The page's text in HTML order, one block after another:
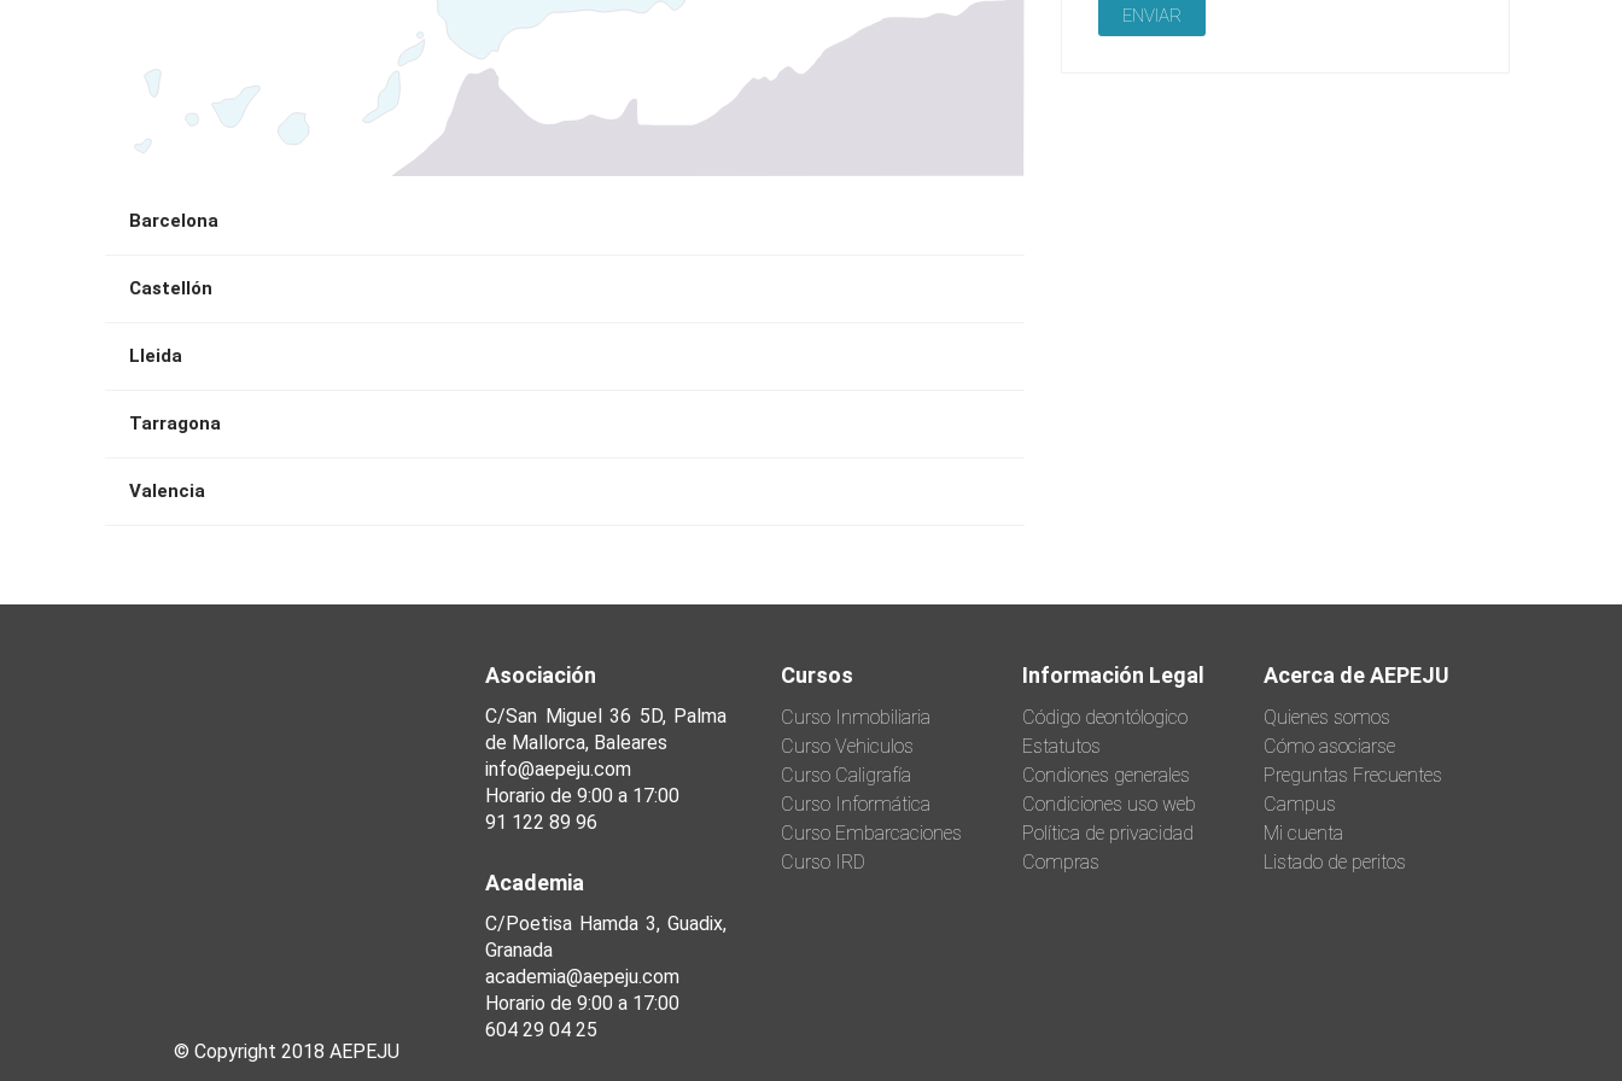
Barcelona
Castellón
Lleida
Tarragona
Valencia
© Copyright 2018 AEPEJU
Asociación
C/San Miguel 36 5D, Palma
de Mallorca, Baleares
info@aepeju.com
Horario de 9:00 a 17:00
91 122 89 96
Academia
C/Poetisa Hamda 3, Guadix,
Granada
academia@aepeju.com
Horario de 9:00 a 17:00
604 29 04 25
Cursos
Curso Inmobiliaria
Curso Vehiculos
Curso Caligrafía
Curso Informática
Curso Embarcaciones
Curso IRD
Información Legal
Código deontólogico
Estatutos
Condiones generales
Condiciones uso web
Política de privacidad
Compras
Acerca de AEPEJU
Quienes somos
Cómo asociarse
Preguntas Frecuentes
Campus
Mi cuenta
Listado de peritos